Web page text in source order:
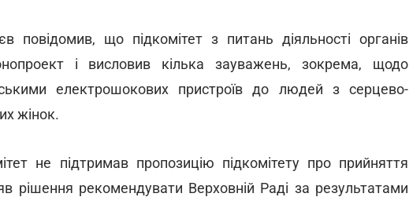
повідомив, що підкомітет з питань діяльності органів
і висловив кілька зауважень, зокрема, щодо
електрошокових пристроїв до людей з серцево-
жінок.
не підтримав пропозицію підкомітету про прийняття
рішення рекомендувати Верховній Раді за результатами